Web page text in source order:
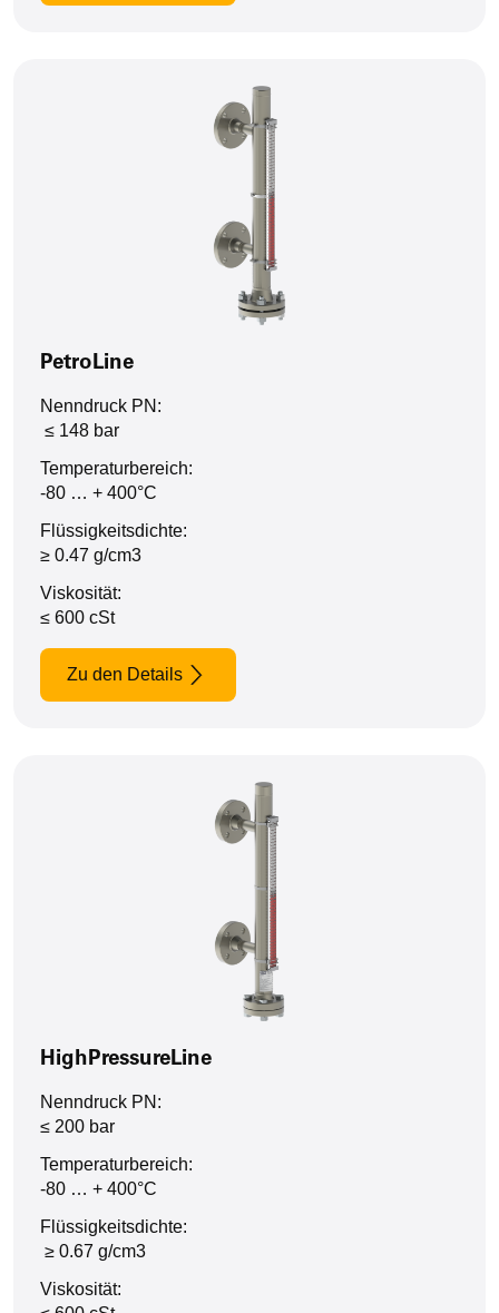
PetroLine
Nenndruck PN:
≤ 148 bar
Temperaturbereich:
-80 … + 400°C
Flüssigkeitsdichte:
≥ 0.47 g/cm3
Viskosität:
≤ 600 cSt
Zu den Details
HighPressureLine
Nenndruck PN:
≤ 200 bar
Temperaturbereich:
-80 … + 400°C
Flüssigkeitsdichte:
≥ 0.67 g/cm3
Viskosität: